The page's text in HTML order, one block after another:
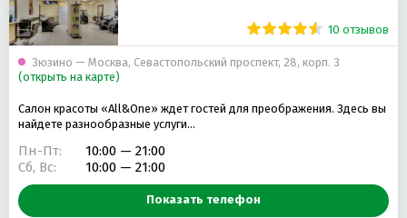
10 отзывов
Зюзино — Москва, Севастопольский проспект, 28, корп. 3
(открыть на карте)
Салон красоты «All&One» ждет гостей для преображения. Здесь вы
найдете разнообразные услуги…
Пн-Пт:
10:00 — 21:00
Сб, Вс:
10:00 — 21:00
Показать телефон